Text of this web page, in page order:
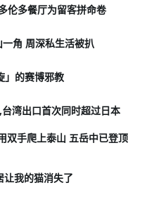
伦多餐厅为留客拼命卷
角 周深私生活被扒
」的赛博邪教
湾出口首次同时超过日本
双手爬上泰山 五岳中已登顶
让我的猫消失了